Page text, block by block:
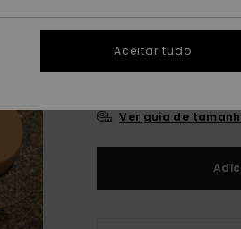
36 37
42
Ver guia de
Aceitar tudo